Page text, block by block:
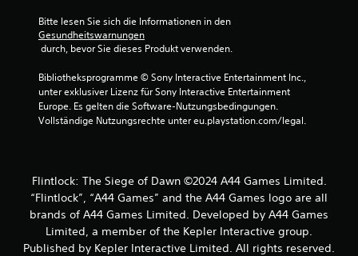
Bitte lesen Sie sich die Informationen in den
Gesundheitswarnungen
durch, bevor Sie dieses Produkt verwenden.
Bibliotheksprogramme © Sony Interactive Entertainment Inc.,
unter exklusiver Lizenz für Sony Interactive Entertainment
Europe. Es gelten die Software-Nutzungsbedingungen.
Vollständige Nutzungsrechte unter eu.playstation.com/legal.
Flintlock: The Siege of Dawn ©2024 A44 Games Limited.
“Flintlock”, “A44 Games” and the A44 Games logo are all
brands of A44 Games Limited. Developed by A44 Games
Limited, a member of the Kepler Interactive group.
Published by Kepler Interactive Limited. All rights reserved.